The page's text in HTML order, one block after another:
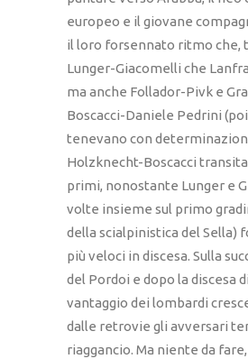
europeo e il giovane
il loro forsennato ritmo che,
Lunger-Giacomelli che
ma anche Follador-Pivk e
Boscacci-Daniele Pedrini
tenevano con
Holzknecht-Boscacci
primi, nonostante Lunger e
volte insieme sul primo
della scialpinistica del Sella)
più veloci in discesa. Sulla
del Pordoi e dopo la discesa
vantaggio dei lombardi
dalle retrovie gli avversari
riaggancio. Ma niente da